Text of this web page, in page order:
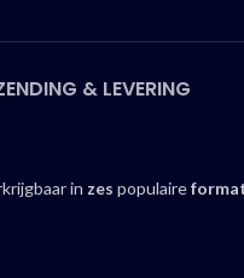
& LEVERING
in zes populaire